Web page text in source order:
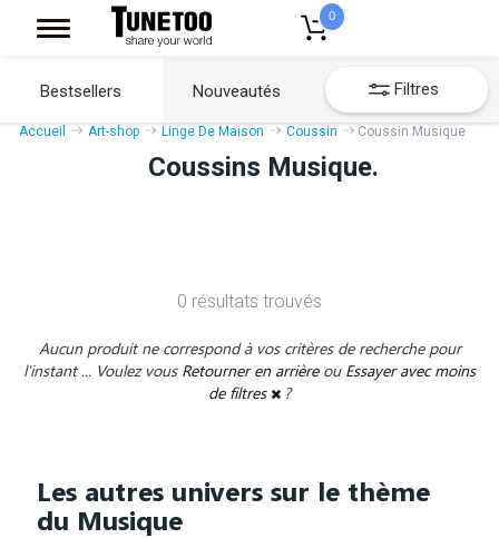
0
Bestsellers Nouveautés Filtres
Accueil Art-shop Linge De Maison Coussin Coussin Musique
Coussins Musique.
0 résultats trouvés
Aucun produit ne correspond à vos critères de recherche pour
l'instant ... Voulez vous Retourner en arrière ou Essayer avec moins
de filtres
?
Les autres univers sur le thème
du Musique